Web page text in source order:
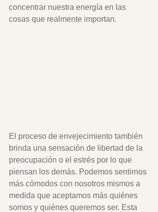
concentrar nuestra energía en las
cosas que realmente importan.
El proceso de envejecimiento también
brinda una sensación de libertad de la
preocupación o el estrés por lo que
piensan los demás. Podemos sentirnos
más cómodos con nosotros mismos a
medida que aceptamos más quiénes
somos y quiénes queremos ser. Esta